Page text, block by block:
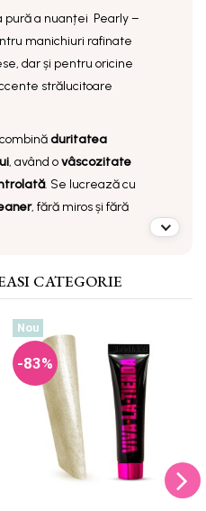
pură a nuanței Pearly–
manichiuri rafinate
dar și pentru oricine
strălucitoare
duritatea
, având ovâscozitate
. Se lucrează cu
, fără miros și fără
CATEGORIE
Nou
-83%